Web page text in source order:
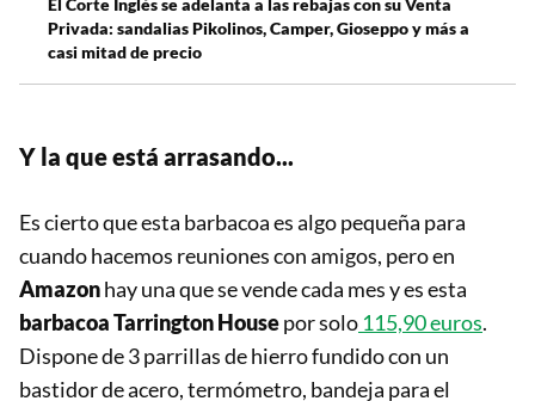
El Corte Inglés se adelanta a las rebajas con su Venta
Privada: sandalias Pikolinos, Camper, Gioseppo y más a
casi mitad de precio
Y la que está arrasando...
Es cierto que esta barbacoa es algo pequeña para
cuando hacemos reuniones con amigos, pero en
Amazonhay una que se vende cada mes y es esta
barbacoaTarrington Housepor solo 115,90 euros.
Dispone de 3 parrillas de hierro fundido con un
bastidor de acero, termómetro, bandeja para el